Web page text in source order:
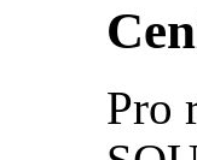
Pro